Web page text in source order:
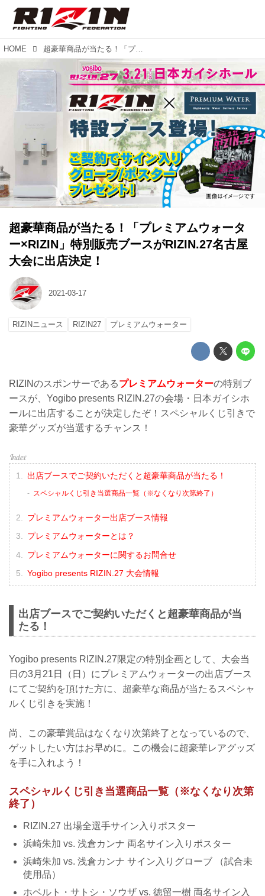
HOME 超豪華商品が当たる！「プレミアムウォーター×RIZIN」特別販売ブースがRIZIN.27名古屋大会に出店決定！
超豪華商品が当たる！「プレミアムウォータ
ー×RIZIN」特別販売ブースがRIZIN.27名古屋
大会に出店決定！
2021-03-17
RIZINニュース RIZIN27 プレミアムウォーター
RIZINのスポンサーであるプレミアムウォーターの特別ブ
ースが、Yogibo presents RIZIN.27の会場・日本ガイシホ
ールに出店することが決定したぞ！スペシャルくじ引きで
豪華グッズが当選するチャンス！
出店ブースでご契約いただくと超豪華商品が当たる！
スペシャルくじ引き当選商品一覧（※なくなり次第終了）
プレミアムウォーター出店ブース情報
プレミアムウォーターとは？
プレミアムウォーターに関するお問合せ
Yogibo presents RIZIN.27 大会情報
出店ブースでご契約いただくと超豪華商品が当
たる！
Yogibo presents RIZIN.27限定の特別企画として、大会当
日の3月21日（日）にプレミアムウォーターの出店ブース
にてご契約を頂けた方に、超豪華な商品が当たるスペシャ
ルくじ引きを実施！
尚、この豪華賞品はなくなり次第終了となっているので、
ゲットしたい方はお早めに。この機会に超豪華レアグッズ
を手に入れよう！
スペシャルくじ引き当選商品一覧（※なくなり次第
終了）
RIZIN.27 出場全選手サイン入りポスター
浜崎朱加 vs. 浅倉カンナ 両名サイン入りポスター
浜崎朱加 vs. 浅倉カンナ サイン入りグローブ （試合未
使用品）
ホベルト・サトシ・ソウザ vs. 徳留一樹 両名サイン入